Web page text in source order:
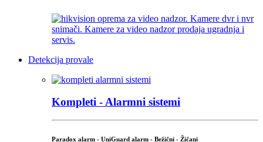
Detekcija provale
Kompleti - Alarmni sistemi
Paradox alarm - UniGuard alarm - Bežični - Žičani